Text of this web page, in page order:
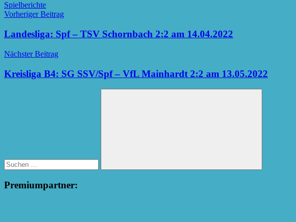
Spielberichte
Beitragsnavigation
Vorheriger Beitrag
Landesliga: Spf – TSV Schornbach 2:2 am 14.04.2022
Nächster Beitrag
Kreisliga B4: SG SSV/Spf – VfL Mainhardt 2:2 am 13.05.2022
Suchen
Premiumpartner: